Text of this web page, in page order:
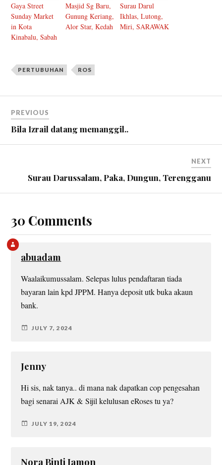
Gaya Street
Sunday Market
in Kota
Kinabalu, Sabah
Masjid Sg Baru,
Gunung Keriang,
Alor Star, Kedah
Surau Darul
Ikhlas, Lutong,
Miri, SARAWAK
PERTUBUHAN ROS
PREVIOUS
Bila Izrail datang memanggil..
NEXT
Surau Darussalam, Paka, Dungun, Terengganu
30 Comments
abuadam
Waalaikumussalam. Selepas lulus pendaftaran tiada
bayaran lain kpd JPPM. Hanya deposit utk buka akaun
bank.
JULY 7, 2024
Jenny
Hi sis, nak tanya.. di mana nak dapatkan cop pengesahan
bagi senarai AJK & Sijil kelulusan eRoses tu ya?
JULY 19, 2024
Nora Binti Jamon